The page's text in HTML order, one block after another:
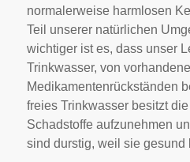
normalerweise harmlosen
Teil unserer natürlichen
wichtiger ist es, dass unser
Trinkwasser, von
Medikamentenrückständen
freies Trinkwasser besitzt
Schadstoffe aufzunehmen
sind durstig, weil sie gesund